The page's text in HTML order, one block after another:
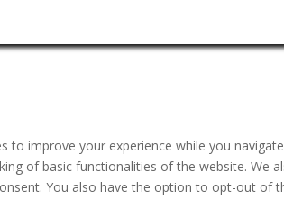
to improve your experience while you
of basic functionalities of the website. We
You also have the option to opt-out of